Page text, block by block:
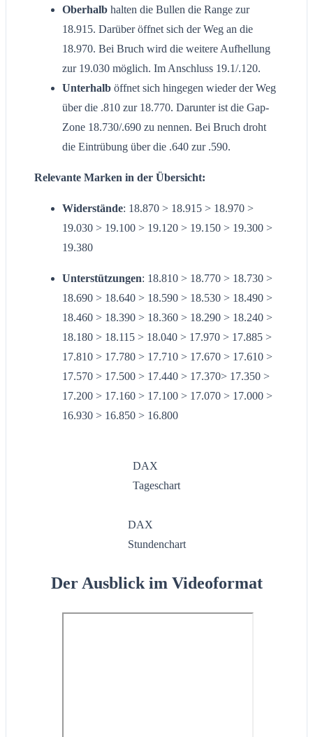
Oberhalb halten die Bullen die Range zur
18.915. Darüber öffnet sich der Weg an die
18.970. Bei Bruch wird die weitere Aufhellung
zur 19.030 möglich. Im Anschluss 19.1/.120.
Unterhalb öffnet sich hingegen wieder der Weg
über die .810 zur 18.770. Darunter ist die Gap-
Zone 18.730/.690 zu nennen. Bei Bruch droht
die Eintrübung über die .640 zur .590.
Relevante Marken in der Übersicht:
Widerstände: 18.870 > 18.915 > 18.970 >
19.030 > 19.100 > 19.120 > 19.150 > 19.300 >
19.380
Unterstützungen: 18.810 > 18.770 > 18.730 >
18.690 > 18.640 > 18.590 > 18.530 > 18.490 >
18.460 > 18.390 > 18.360 > 18.290 > 18.240 >
18.180 > 18.115 > 18.040 > 17.970 > 17.885 >
17.810 > 17.780 > 17.710 > 17.670 > 17.610 >
17.570 > 17.500 > 17.440 > 17.370> 17.350 >
17.200 > 17.160 > 17.100 > 17.070 > 17.000 >
16.930 > 16.850 > 16.800
DAX
Tageschart
DAX
Stundenchart
Der Ausblick im Videoformat